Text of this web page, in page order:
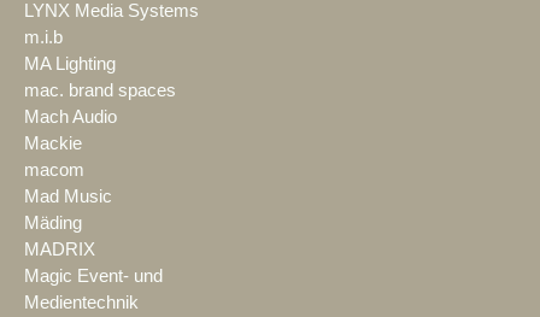
LYNX Media Systems
m.i.b
MA Lighting
mac. brand spaces
Mach Audio
Mackie
macom
Mad Music
Mäding
MADRIX
Magic Event- und
Medientechnik